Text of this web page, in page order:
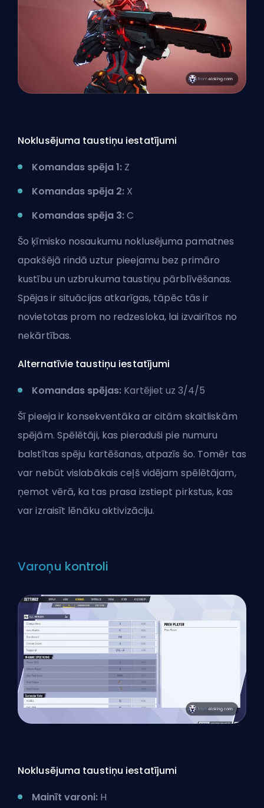
Noklusējuma taustiņu iestatījumi
Komandas spēja 1: Z
Komandas spēja 2: X
Komandas spēja 3:C
Šo ķīmisko nosaukumu noklusējuma pamatnes
apakšējā rindā uztur pieejamu bez primāro
kustību un uzbrukuma taustiņu pārblīvēšanas.
Spējas ir situācijas atkarīgas, tāpēc tās ir
novietotas prom no redzesloka, lai izvairītos no
nekārtības.
Alternatīvie taustiņu iestatījumi
Komandas spējas: Kartējiet uz 3/4/5
Šī pieeja ir konsekventāka ar citām skaitliskām
spējām. Spēlētāji, kas pieraduši pie numuru
balstītas spēju kartēšanas, atpazīs šo. Tomēr tas
var nebūt vislabākais ceļš vidējam spēlētājam,
ņemot vērā, ka tas prasa izstiept pirkstus, kas
var izraisīt lēnāku aktivizāciju.
Varoņu kontroli
Noklusējuma taustiņu iestatījumi
Mainīt varoni: H